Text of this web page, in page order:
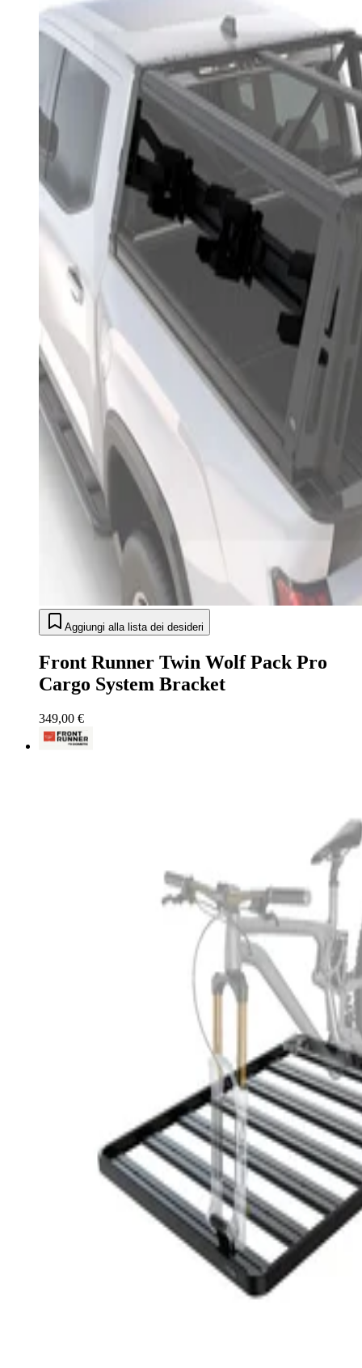
Aggiungi alla lista dei desideri
Front Runner Twin Wolf Pack Pro
Cargo System Bracket
349,00 €